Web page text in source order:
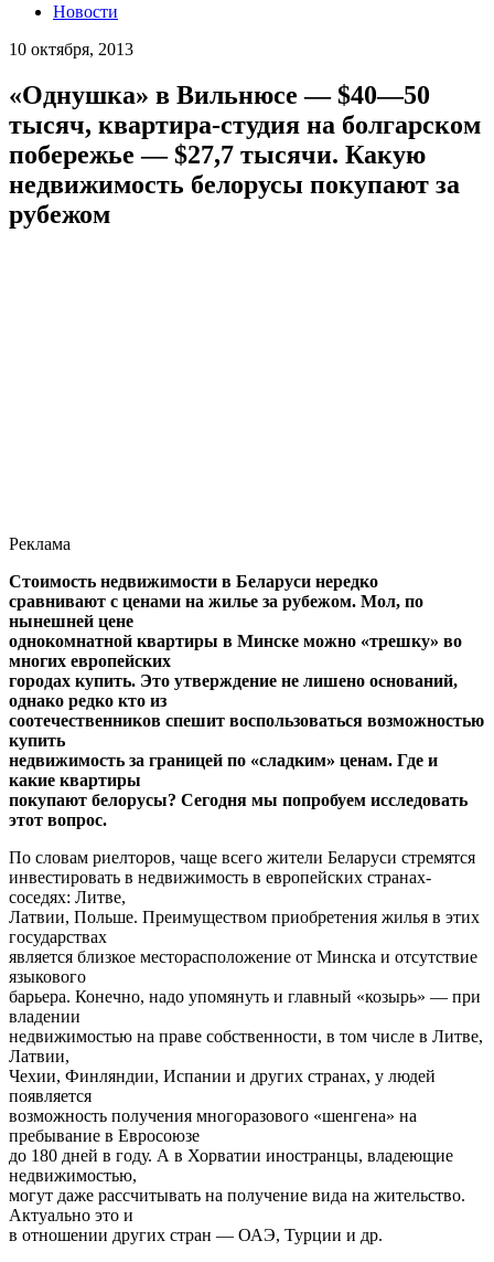
Новости
10 октября, 2013
«Однушка» в Вильнюсе — $40—50
тысяч, квартира-студия на болгарском
побережье — $27,7 тысячи. Какую
недвижимость белорусы покупают за
рубежом
Реклама
Стоимость недвижимости в Беларуси нередко
сравнивают с ценами на жилье за рубежом. Мол, по
нынешней цене
однокомнатной квартиры в Минске можно «трешку» во
многих европейских
городах купить. Это утверждение не лишено оснований,
однако редко кто из
соотечественников спешит воспользоваться возможностью
купить
недвижимость за границей по «сладким» ценам. Где и
какие квартиры
покупают белорусы? Сегодня мы попробуем исследовать
этот вопрос.
По словам риелторов, чаще всего жители Беларуси стремятся
инвестировать в недвижимость в европейских странах-
соседях: Литве,
Латвии, Польше. Преимуществом приобретения жилья в этих
государствах
является близкое месторасположение от Минска и отсутствие
языкового
барьера. Конечно, надо упомянуть и главный «козырь» — при
владении
недвижимостью на праве собственности, в том числе в Литве,
Латвии,
Чехии, Финляндии, Испании и других странах, у людей
появляется
возможность получения многоразового «шенгена» на
пребывание в Евросоюзе
до 180 дней в году. А в Хорватии иностранцы, владеющие
недвижимостью,
могут даже рассчитывать на получение вида на жительство.
Актуально это и
в отношении других стран — ОАЭ, Турции и др.